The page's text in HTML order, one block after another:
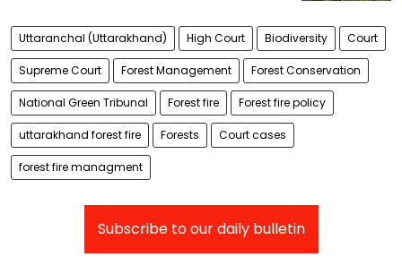
Uttaranchal (Uttarakhand) High Court Biodiversity Court
Supreme Court Forest Management Forest Conservation
National Green Tribunal Forest fire Forest fire policy
uttarakhand forest fire Forests Court cases
forest fire managment
Subscribe to our daily bulletin